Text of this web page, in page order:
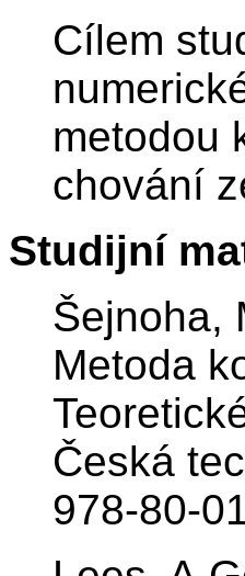
Cílem
metodou
chování
Studijní
Šejnoha,
Metoda
Česká
978-80-